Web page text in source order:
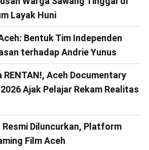
Layak Huni
Bentuk Tim Independen
terhadap Andrie Yunus
RENTAN!, Aceh Documentary
Ajak Pelajar Rekam Realitas
Resmi Diluncurkan, Platform
Film Aceh